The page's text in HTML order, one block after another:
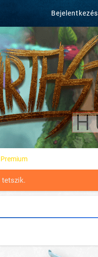
Bejelentkezés
Premium
tetszik.